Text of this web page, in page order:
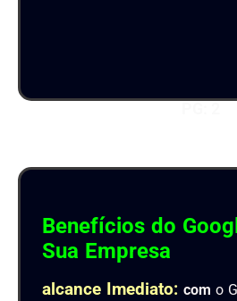
Benefícios do
Sua Empresa
alcance Imediato: com o